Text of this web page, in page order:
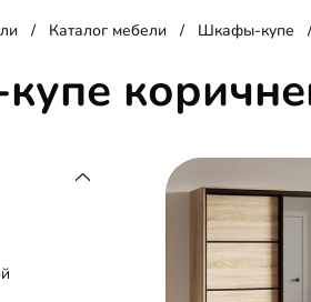
Для гостиной Для спальни
Каталог мебели Шкафы-купе